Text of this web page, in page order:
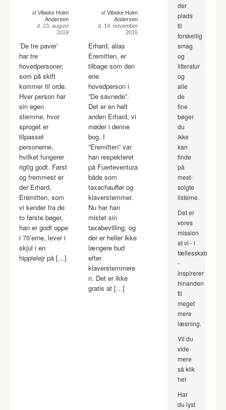
af Vibeke Holm
Andersen
d. 23. august
2019
’De tre paver’
har tre
hovedpersoner,
som på skift
kommer til orde.
Hver person har
sin egen
stemme, hvor
sproget er
tilpasset
personerne,
hvilket fungerer
rigtig godt. Først
og fremmest er
der Erhard,
Eremitten, som
vi kender fra de
to første bøger,
han er godt oppe
i 70’erne, lever i
skjul i en
hippielejr på […]
af Vibeke Holm
Andersen
d. 14. november
2016
Erhard, alias
Eremitten, er
tilbage som den
ene
hovedperson i
”De savnede”.
Det er en helt
anden Erhard, vi
møder i denne
bog. I
”Eremitten” var
han respekteret
på Fuerteventura
både som
taxachauffør og
klaverstemmer.
Nu har han
mistet sin
taxabevilling, og
der er heller ikke
længere bud
efter
klaverstemmere
n. Det er ikke
gratis at […]
der
plads
til
forskellig
smag
og
litteratur
og
alle
de
fine
bøger
du
ikke
kan
finde
på
mest-
solgte
listerne.
Det er
vores
mission
at vi - i
fællesskab
-
inspirerer
hinanden
til
meget
mere
læsning.
Vil du
vide
mere
så klik
her
Har
du lyst